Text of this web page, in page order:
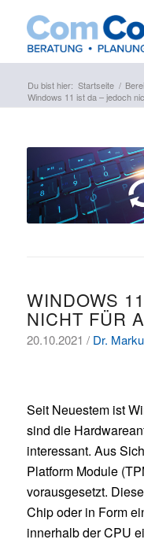
Du bist hier: Startseite /
Windows 11 ist da – jedoch
WINDOWS
NICHT FÜR
20.10.2021 / Dr.
Seit Neuestem ist
sind die
interessant. Aus
Platform Module
vorausgesetzt.
Chip oder in Form
innerhalb der CPU